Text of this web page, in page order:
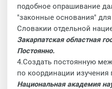
подобное опрашивание
"законные основания"
Словакии отдельной
Закарпатская областная
Постоянно.
4.Создать постоянную
по координации изучения
Национальная академия